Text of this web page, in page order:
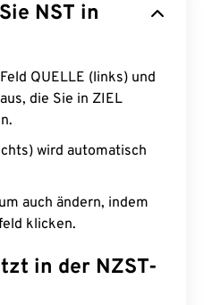
NST in
QUELLE (links) und
die Sie in ZIEL
wird automatisch
auch ändern, indem
klicken.
in der NZST-